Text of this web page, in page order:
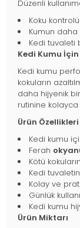
Düzenli
Koku
Kumun daha
Kedi tuvaleti
Kedi Kumu
Kedi kumu
kokuların
daha hijyenik
rutinine
Ürün Özellikleri
Kedi kumu
Ferah
Kötü
Kedi
Kolay ve
Günlük
Kedi kumu
Ürün Miktarı